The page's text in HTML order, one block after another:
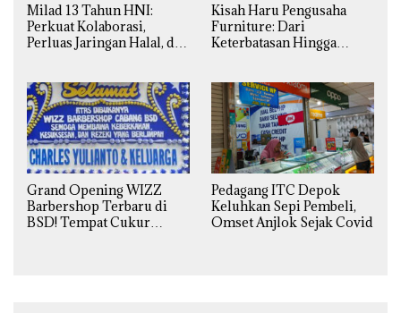
Milad 13 Tahun HNI:
Perkuat Kolaborasi,
Perluas Jaringan Halal, dan
Kisah Haru Pengusaha
Furniture: Dari
Keterbatasan Hingga
Grand Opening WIZZ
Barbershop Terbaru di
BSD! Tempat Cukur
Pedagang ITC Depok
Keluhkan Sepi Pembeli,
Omset Anjlok Sejak Covid